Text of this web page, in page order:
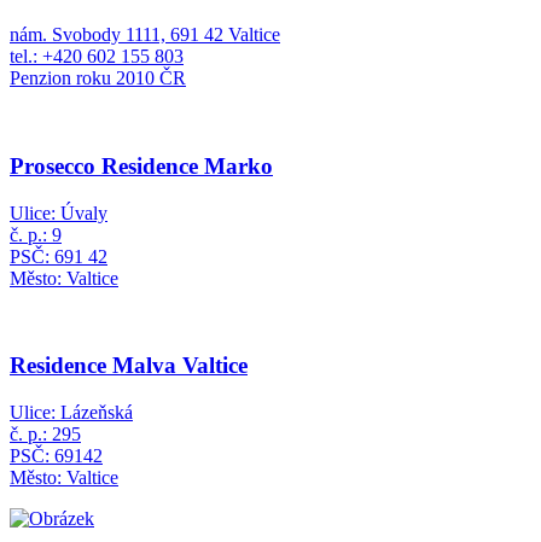
nám. Svobody 1111, 691 42 Valtice
tel.: +420 602 155 803
Penzion roku 2010 ČR
Prosecco Residence Marko
Ulice: Úvaly
č. p.: 9
PSČ: 691 42
Město: Valtice
Residence Malva Valtice
Ulice: Lázeňská
č. p.: 295
PSČ: 69142
Město: Valtice